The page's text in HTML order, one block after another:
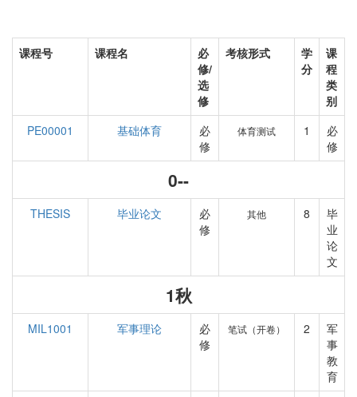
课程号 课程名
必
修/
选
修
考核形式
学
分
课
程
类
别
PE00001
基础体育
必
修
体育测试 1
必
修
0--
THESIS 毕业论文
必
修
其他 8
毕
业
论
文
1秋
MIL1001 军事理论
必
修
笔试（开卷） 2
军
事
教
育